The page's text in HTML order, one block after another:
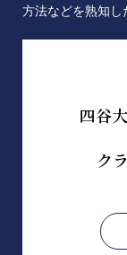
方法などを熟知し
四谷
ク